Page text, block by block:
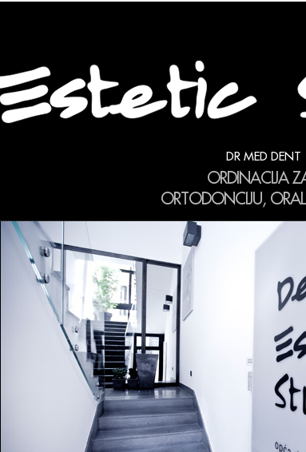
DR MED DENT
ORDINACIJA
ORTODONCIJU,